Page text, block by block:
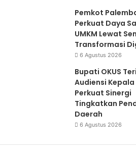
Pemkot
Perkuat Daya
UMKM Lewat
Transformasi
6 Agustus 2026
Bupati OKUS
Audiensi
Perkuat Sinergi
Tingkatkan
Daerah
6 Agustus 2026